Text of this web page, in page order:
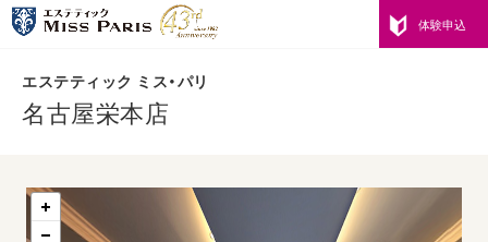
体験申込
エステティック ミス・パリ
名古屋栄本店